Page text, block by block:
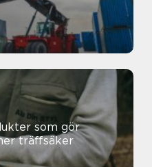
som gör
träffsäker